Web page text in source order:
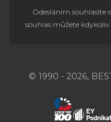
Odesláním souhlasíte
souhlas můžete
© 1990 - 2026,